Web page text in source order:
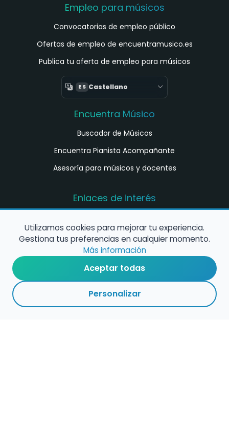
Empleo para músicos
Convocatorias de empleo público
Ofertas de empleo de encuentramusico.es
Publica tu oferta de empleo para músicos
ES Castellano
Encuentra Músico
Buscador de Músicos
Encuentra Pianista Acompañante
Asesoría para músicos y docentes
Enlaces de interés
música en España
Configura alertas de empleo
Contacta con nosotros
Utilizamos cookies para mejorar tu experiencia.
Gestiona tus preferencias en cualquier momento.
Más información
Aceptar todas
Personalizar